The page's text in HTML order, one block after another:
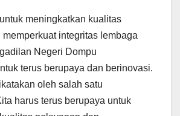
meningkatkan kualitas
integritas lembaga
Negeri Dompu
terus berupaya dan berinovasi.
oleh salah satu
harus terus berupaya untuk